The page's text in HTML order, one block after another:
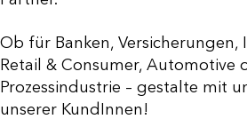
Ob für Banken, Versicherungen,
Retail & Consumer, Automotive
Prozessindustrie – gestalte mit
unserer KundInnen!